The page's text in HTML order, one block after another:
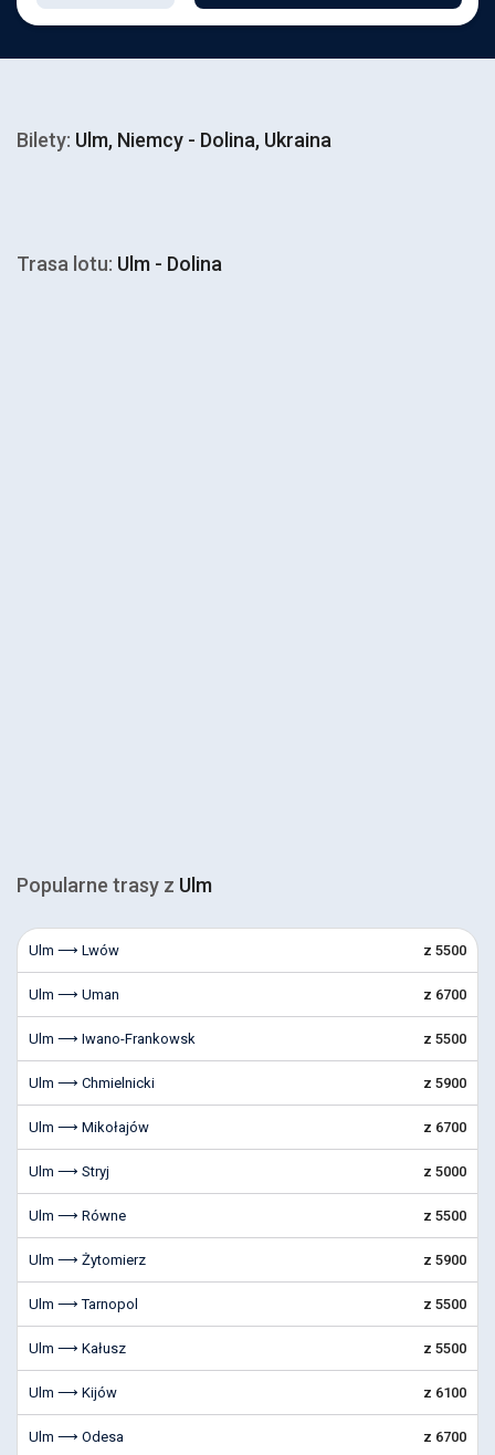
Bilety: Ulm, Niemcy - Dolina, Ukraina
Trasa lotu: Ulm - Dolina
Popularne trasy z Ulm
Ulm ⟶ Lwów z 5500
Ulm ⟶ Uman z 6700
Ulm ⟶ Iwano-Frankowsk z 5500
Ulm ⟶ Chmielnicki z 5900
Ulm ⟶ Mikołajów z 6700
Ulm ⟶ Stryj z 5000
Ulm ⟶ Równe z 5500
Ulm ⟶ Żytomierz z 5900
Ulm ⟶ Tarnopol z 5500
Ulm ⟶ Kałusz z 5500
Ulm ⟶ Kijów z 6100
Ulm ⟶ Odesa z 6700